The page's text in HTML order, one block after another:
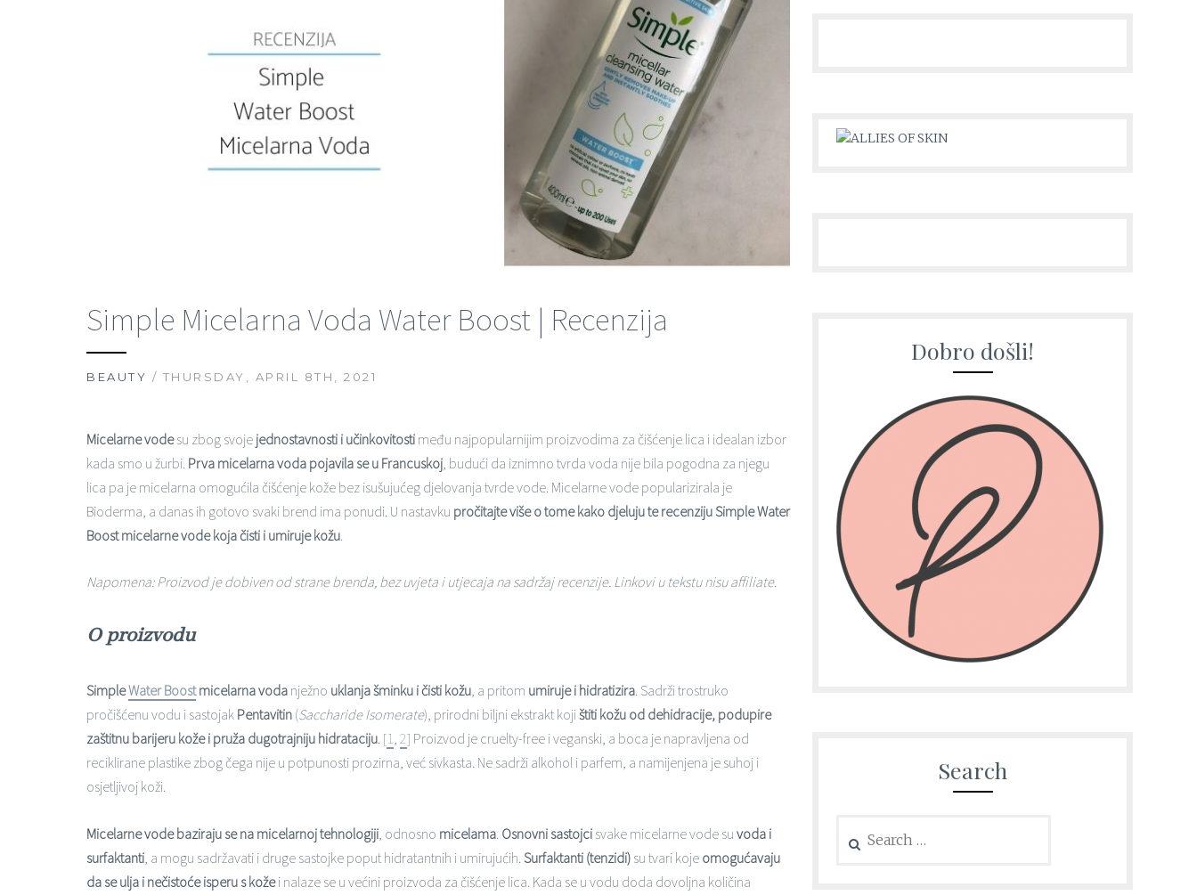
Simple Micelarna Voda Water Boost | Recenzija
BEAUTY / THURSDAY, APRIL 8TH, 2021
Micelarne vodesu zbog svoje jednostavnosti i učinkovitosti među najpopularnijim proizvodima za čišćenje lica i idealan izbor
kada smo u žurbi. Prva micelarna voda pojavila se u Francuskoj , budući da iznimno tvrda voda nije bila pogodna za njegu
lica pa je micelarna omogućila čišćenje kože bez isušujućeg djelovanja tvrde vode. Micelarne vode popularizirala je
Bioderma, a danas ih gotovo svaki brend ima ponudi. U nastavku pročitajte više o tome kako djeluju te recenziju Simple Water
Boost micelarne vode koja čisti i umiruje kožu.
Napomena: Proizvod je dobiven od strane brenda, bez uvjeta i utjecaja na sadržaj recenzije. Linkovi u tekstu nisu affiliate.
O proizvodu
SimpleWater Boostmicelarna voda nježno uklanja šminku i čisti kožu , a pritom umiruje i hidratizira. Sadrži trostruko
pročišćenu vodu i sastojak Pentavitin (Saccharide Isomerate), prirodni biljni ekstrakt kojištiti kožu od dehidracije, podupire
zaštitnu barijeru kože i pruža dugotrajniju hidrataciju. [1 2] Proizvod je cruelty-free i veganski, a boca je napravljena od
reciklirane plastike zbog čega nije u potpunosti prozirna, već sivkasta. Ne sadrži alkohol i parfem, a namijenjena je suhoj i
osjetljivoj koži.
Micelarne vode baziraju se na micelarnoj tehnologiji , odnosno micelama. Osnovni sastojci svake micelarne vode su voda i
surfaktanti , a mogu sadržavati i druge sastojke poput hidratantnih i umirujućih. Surfaktanti (tenzidi) su tvari koje omogućavaju
da se ulja i nečistoće isperu s kožei nalaze se u većini proizvoda za čišćenje lica. Kada se u vodu doda dovoljna količina
Dobro došli!
Search
for: